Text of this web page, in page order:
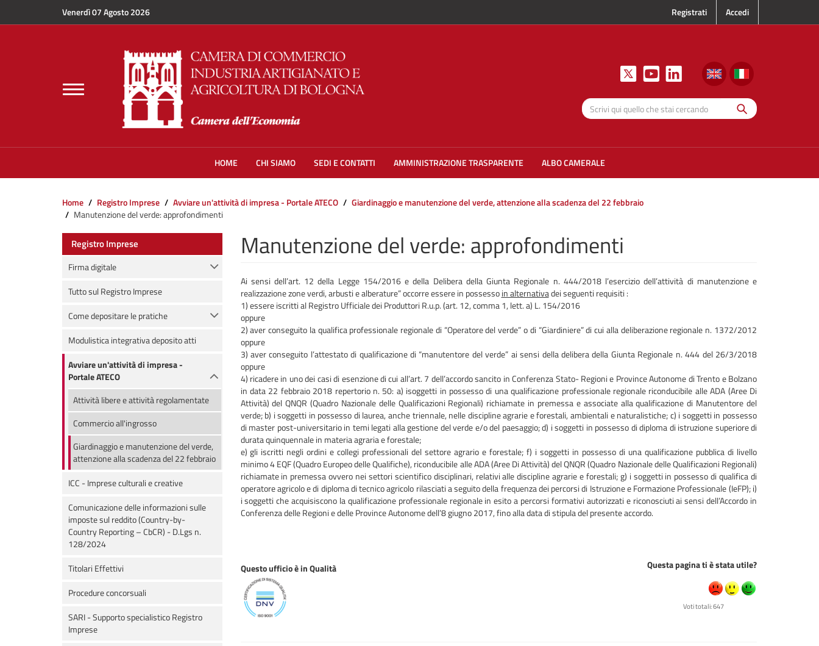
Salta al contenuto principaleVenerdì 07 Agosto 2026 Registrati Accedi
Toggle
navigation
stai
Cerca
HOME CHI SIAMO SEDI E CONTATTI AMMINISTRAZIONE TRASPARENTE ALBO CAMERALE
Home Registro Imprese Avviare un'attività di impresa - Portale ATECO
Giardinaggio e manutenzione del verde, attenzione alla scadenza del 22 febbraio
Manutenzione del verde: approfondimenti
Registro Imprese
Firma digitale
Tutto sul Registro Imprese
Come depositare le pratiche
Modulistica integrativa deposito atti
Avviare un'attività di impresa -
Portale ATECO
Attività libere e attività regolamentate
Commercio all'ingrosso
Giardinaggio e manutenzione del verde,
attenzione alla scadenza del 22 febbraio
ICC - Imprese culturali e creative
Comunicazione delle informazioni sulle
imposte sul reddito (Country-by-
Country Reporting – CbCR) - D.Lgs n.
128/2024
Titolari Effettivi
Procedure concorsuali
SARI - Supporto specialistico Registro
Imprese
Manutenzione del verde: approfondimenti
Ai sensi dell’art. 12 della Legge 154/2016 e della Delibera della Giunta Regionale n. 444/2018 l’esercizio dell’attività di manutenzione e
realizzazione zone verdi, arbusti e alberature” occorre essere in possessoin alternativadei seguenti requisiti :
1) essere iscritti al Registro Ufficiale dei Produttori R.u.p. (art. 12, comma 1, lett. a) L. 154/2016
oppure
2) aver conseguito la qualifica professionale regionale di “Operatore del verde” o di “Giardiniere” di cui alla deliberazione regionale n. 1372/2012
oppure
3) aver conseguito l’attestato di qualificazione di “manutentore del verde” ai sensi della delibera della Giunta Regionale n. 444 del 26/3/2018
oppure
4) ricadere in uno dei casi di esenzione di cui all’art. 7 dell’accordo sancito in Conferenza Stato- Regioni e Province Autonome di Trento e Bolzano
in data 22 febbraio 2018 repertorio n. 50: a) isoggetti in possesso di una qualificazione professionale regionale riconducibile alle ADA (Aree Di
Attività) del QNQR (Quadro Nazionale delle Qualificazioni Regionali) richiamate in premessa e associate alla qualificazione di Manutentore del
verde; b) i soggetti in possesso di laurea, anche triennale, nelle discipline agrarie e forestali, ambientali e naturalistiche; c) i soggetti in possesso
di master post-universitario in temi legati alla gestione del verde e/o del paesaggio; d) i soggetti in possesso di diploma di istruzione superiore di
durata quinquennale in materia agraria e forestale;
e) gli iscritti negli ordini e collegi professionali del settore agrario e forestale; f) i soggetti in possesso di una qualificazione pubblica di livello
minimo 4 EQF (Quadro Europeo delle Qualifiche), riconducibile alle ADA (Aree Di Attività) del QNQR (Quadro Nazionale delle Qualificazioni Regionali)
richiamate in premessa ovvero nei settori scientifico disciplinari, relativi alle discipline agrarie e forestali; g) i soggetti in possesso di qualifica di
operatore agricolo e di diploma di tecnico agricolo rilasciati a seguito della frequenza dei percorsi di Istruzione e Formazione Professionale (IeFP); i)
i soggetti che acquisiscono la qualificazione professionale regionale in esito a percorsi formativi autorizzati e riconosciuti ai sensi dell’Accordo in
Conferenza delle Regioni e delle Province Autonome dell’8 giugno 2017, fino alla data di stipula del presente accordo.
Questa pagina ti è stata utile?
Voti totali: 647
Questo ufficio è in Qualità